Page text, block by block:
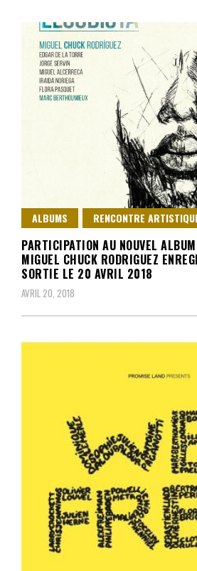
ALBUMS RENCONTRE
PARTICIPATION AU NOUVEL
MIGUEL CHUCK RODRIGUEZ
SORTIE LE 20 AVRIL 2018
AVRIL 20, 2018